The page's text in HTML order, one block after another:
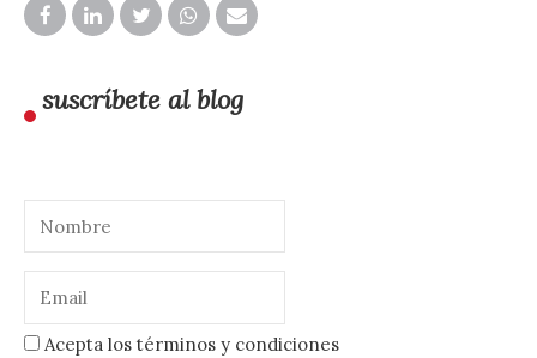
suscríbete al blog
Acepta los términos y condiciones